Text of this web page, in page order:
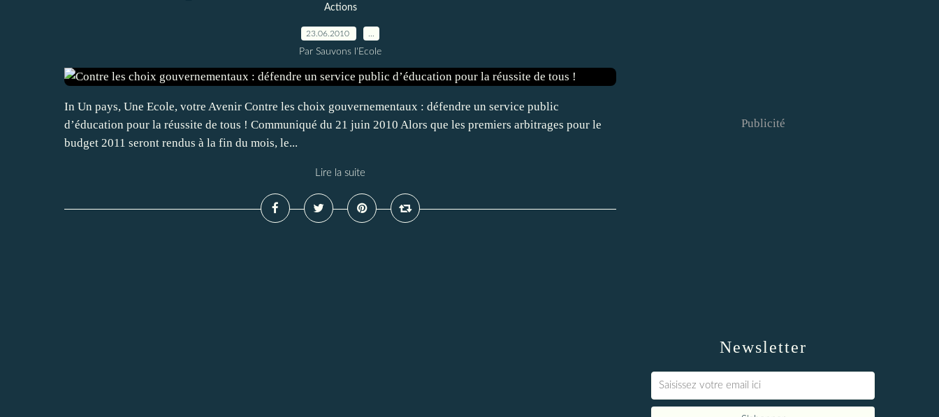
Actions
23.06.2010
Par Sauvons l'Ecole
In Un pays, Une Ecole, votre Avenir Contre les choix gouvernementaux : défendre un service public
d’éducation pour la réussite de tous ! Communiqué du 21 juin 2010 Alors que les premiers arbitrages pour le
budget 2011 seront rendus à la fin du mois, le...
Lire la suite
Newsletter
Publicité